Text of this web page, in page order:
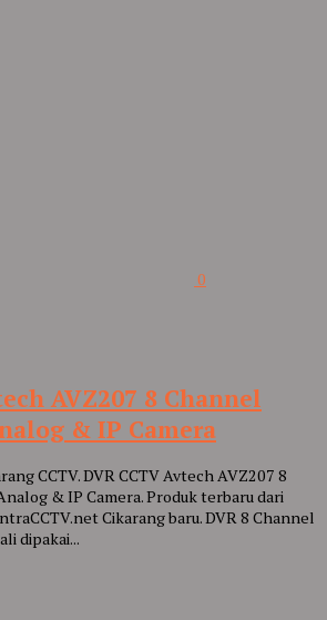
0
AVZ207 8 Channel
& IP Camera
CCTV. DVR CCTV Avtech AVZ207 8
& IP Camera. Produk terbaru dari
Cikarang baru. DVR 8 Channel
dipakai...